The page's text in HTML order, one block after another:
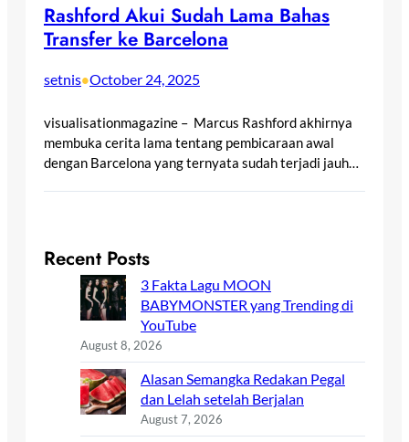
Rashford Akui Sudah Lama Bahas
Transfer ke Barcelona
setnis•October 24, 2025
visualisationmagazine – Marcus Rashford akhirnya
membuka cerita lama tentang pembicaraan awal
dengan Barcelona yang ternyata sudah terjadi jauh…
Recent Posts
3 Fakta Lagu MOON
BABYMONSTER yang Trending di
YouTube
August 8, 2026
Alasan Semangka Redakan Pegal
dan Lelah setelah Berjalan
August 7, 2026